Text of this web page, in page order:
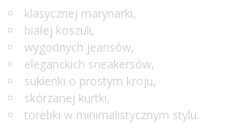
klasycznej marynarki,
białej koszuli,
wygodnych jeansów,
eleganckich sneakersów,
sukienki o prostym kroju,
skórzanej kurtki,
torebki w minimalistycznym stylu.